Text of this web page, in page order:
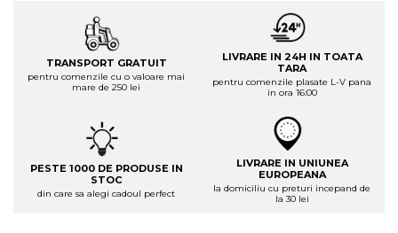
TRANSPORT GRATUIT
pentru comenzile cu o valoare mai
mare de 250 lei
LIVRARE IN 24H IN TOATA
TARA
pentru comenzile plasate L-V pana
in ora 16:00
PESTE 1000 DE PRODUSE IN
STOC
din care sa alegi cadoul perfect
LIVRARE IN UNIUNEA
EUROPEANA
la domiciliu cu preturi incepand de
la 30 lei